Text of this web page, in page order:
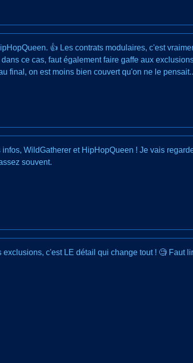
👍 Les contrats modulaires, c'est
ce cas, faut également faire gaffe aux
final, on est moins bien couvert qu'on ne le
WildGatherer et HipHopQueen ! Je vais
souvent.
c'est LE détail qui change tout ! 🧐 Faut